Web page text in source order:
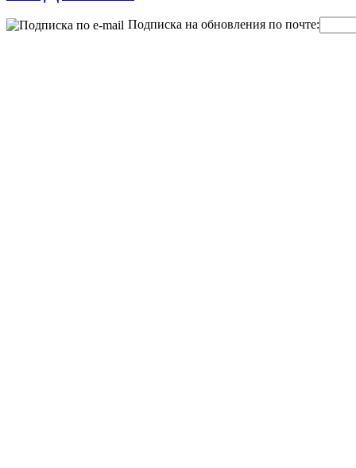
Подписка на обновления по почте: